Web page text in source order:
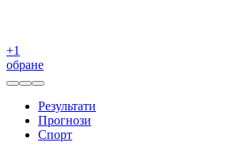
+1
обране
Результати
Прогнози
Спорт